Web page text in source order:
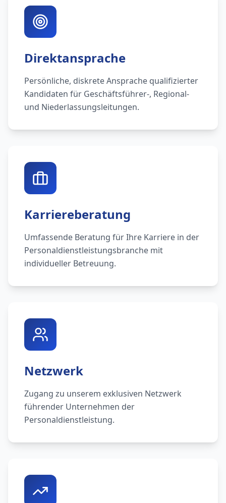
Direktansprache
Persönliche, diskrete Ansprache qualifizierter
Kandidaten für Geschäftsführer-, Regional-
und Niederlassungsleitungen.
Karriereberatung
Umfassende Beratung für Ihre Karriere in der
Personaldienstleistungsbranche mit
individueller Betreuung.
Netzwerk
Zugang zu unserem exklusiven Netzwerk
führender Unternehmen der
Personaldienstleistung.